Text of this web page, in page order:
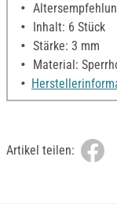
Inhalt: 6 Stück
Stärke: 3 mm
Material:
Artikel teilen: